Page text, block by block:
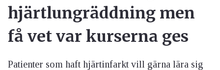
hjärtlungräddning men
få vet var kurserna ges
Patienter som haft hjärtinfarkt vill gärna lära sig